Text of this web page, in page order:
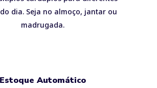
dia. Seja no almoço, jantar ou
madrugada.
Estoque Automático